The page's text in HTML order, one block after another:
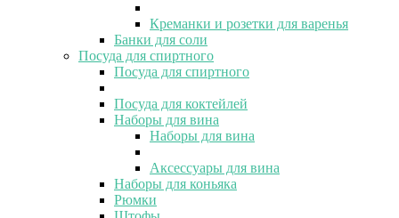
Креманки и розетки для варенья
Банки для соли
Посуда для спиртного
Посуда для спиртного
Посуда для коктейлей
Наборы для вина
Наборы для вина
Аксессуары для вина
Наборы для коньяка
Рюмки